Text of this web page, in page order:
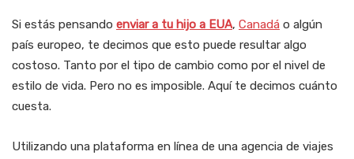
Si estás pensando enviar a tu hijo a EUA, Canadá o algún
país europeo, te decimos que esto puede resultar algo
costoso. Tanto por el tipo de cambio como por el nivel de
estilo de vida. Pero no es imposible. Aquí te decimos cuánto
cuesta.
Utilizando una plataforma en línea de una agencia de viajes